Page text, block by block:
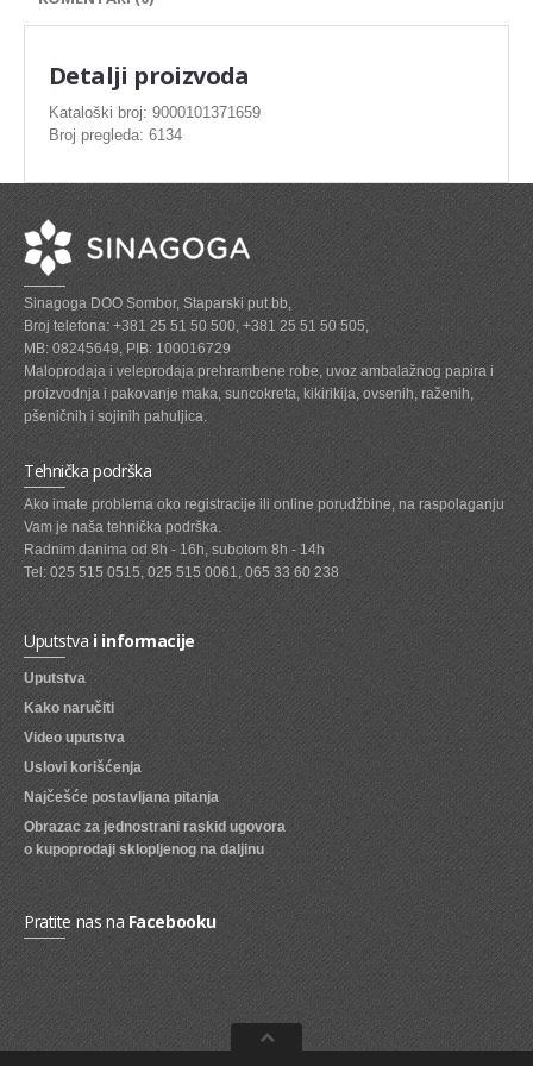
ZAMRZNUTO MESO SVINJSKO
ZAMRZNUTA RIBA
ZAMRZNUTO MESO PILETINA
PASTETE I MESNI NARESCI
TUNJEVINE I KONZERVE
GOTOVA JELA
SIROVINA ZA GASTRO
GASTRO
KISELISI
KECAP, SENF, REN, PARADAJZ,SOS
KOMPOTI
SVEZE VOCE
SVEZE POVRCE
DZEMOVI, MARMALADE I MED
BOMBONI
ZVAKE
LIZALICE
COKOLADE
KREMOVI
BOMBONJERE I PRALINE
MALE COKOLADE I BAROVI
KEKSOVI
KEKS STRUDLE
Detalji proizvoda
Kataloški broj: 9000101371659
Broj pregleda: 6134
Sinagoga DOO Sombor, Staparski put bb,
Broj telefona: +381 25 51 50 500, +381 25 51 50 505,
MB: 08245649, PIB: 100016729
Maloprodaja i veleprodaja prehrambene robe, uvoz ambalažnog papira i
proizvodnja i pakovanje maka, suncokreta, kikirikija, ovsenih, raženih,
pšeničnih i sojinih pahuljica.
Tehnička podrška
Ako imate problema oko registracije ili online porudžbine, na raspolaganju
Vam je naša tehnička podrška.
Radnim danima od 8h - 16h, subotom 8h - 14h
Tel: 025 515 0515, 025 515 0061, 065 33 60 238
Uputstvai informacije
Uputstva
Kako naručiti
Video uputstva
Uslovi korišćenja
Najčešće postavljana pitanja
Obrazac za jednostrani raskid ugovora
o kupoprodaji sklopljenog na daljinu
Pratite nas na Facebooku